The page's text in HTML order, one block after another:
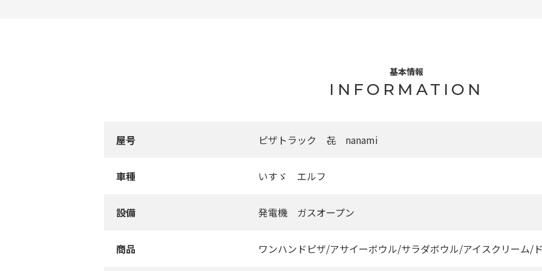
基本情報
INFORMATION
屋号 ピザトラック 㐂 nanami
車種 いすゞ エルフ
設備 発電機 ガスオープン
商品 ワンハンドピザ/アサイーボウル/サラダボウル/アイスクリーム/